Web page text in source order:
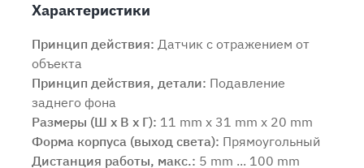
Характеристики
Принцип действия: Датчик с отражением от
объекта
Принцип действия, детали: Подавление
заднего фона
Размеры (Ш x В x Г): 11 mm x 31 mm x 20 mm
Форма корпуса (выход света): Прямоугольный
Дистанция работы, макс.: 5 mm ... 100 mm
Продолжить покупки Оформить заказ